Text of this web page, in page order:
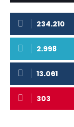
234.210
2.998
13.061
303